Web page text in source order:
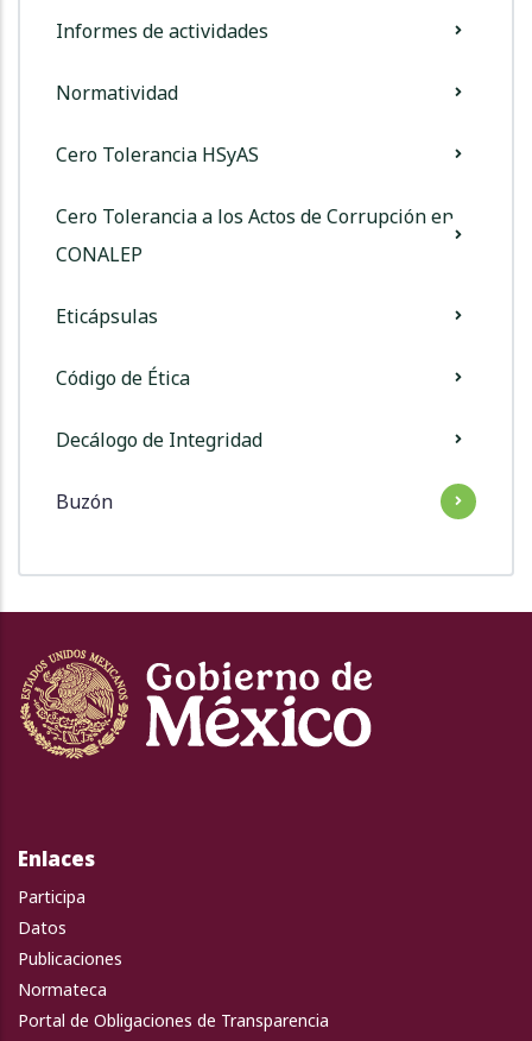
Informes de actividades
Normatividad
Cero Tolerancia HSyAS
Cero Tolerancia a los Actos de Corrupción en
CONALEP
Eticápsulas
Código de Ética
Decálogo de Integridad
Buzón
Enlaces
Participa
Datos
Publicaciones
Normateca
Portal de Obligaciones de Transparencia